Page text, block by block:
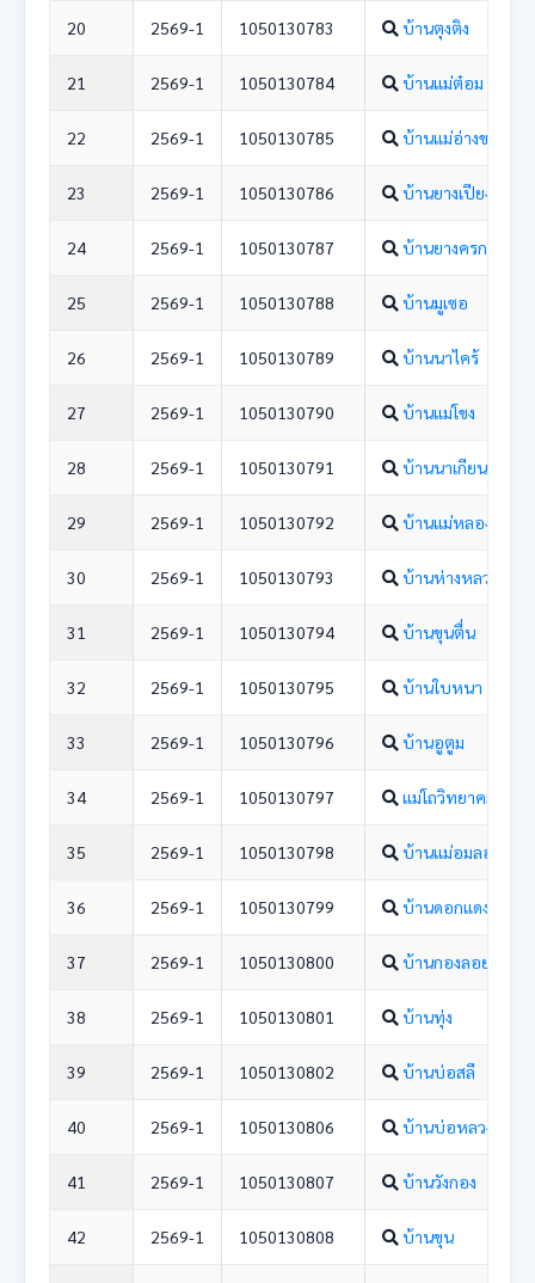
20 2569-1 1050130783 บ้านตุงติง
21 2569-1 1050130784 บ้านแม่ต๋อม
22 2569-1 1050130785 บ้านแม่อ่างขาง
23 2569-1 1050130786 บ้านยางเปียง
24 2569-1 1050130787 บ้านยางครก
25 2569-1 1050130788 บ้านมูเซอ
26 2569-1 1050130789 บ้านนาไคร้
27 2569-1 1050130790 บ้านแม่โขง
28 2569-1 1050130791 บ้านนาเกียน
29 2569-1 1050130792 บ้านแม่หลองน้อย
30 2569-1 1050130793 บ้านห่างหลวง
31 2569-1 1050130794 บ้านขุนตื่น
32 2569-1 1050130795 บ้านใบหนา
33 2569-1 1050130796 บ้านอูตูม
34 2569-1 1050130797 แม่โถวิทยาคม
35 2569-1 1050130798 บ้านแม่อมลอง
36 2569-1 1050130799 บ้านดอกแดง
37 2569-1 1050130800 บ้านกองลอย
38 2569-1 1050130801 บ้านทุ่ง
39 2569-1 1050130802 บ้านบ่อสลี
40 2569-1 1050130806 บ้านบ่อหลวง
41 2569-1 1050130807 บ้านวังกอง
42 2569-1 1050130808 บ้านขุน